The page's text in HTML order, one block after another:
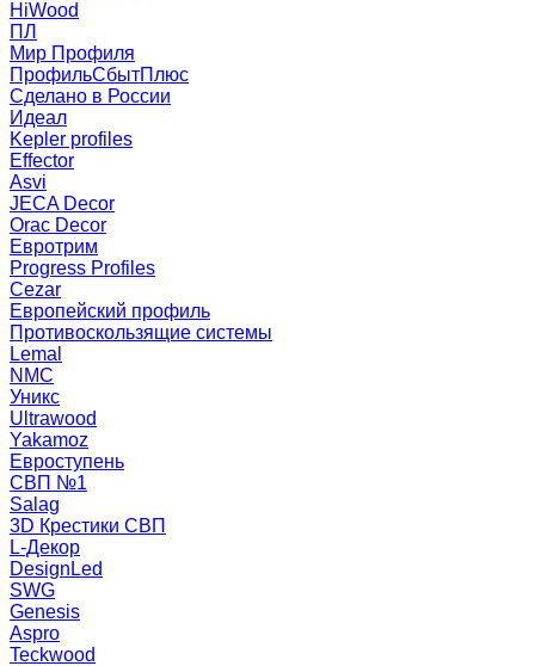
HiWood
ПЛ
Мир Профиля
ПрофильСбытПлюс
Сделано в России
Идеал
Kepler profiles
Effector
Asvi
JECA Decor
Orac Decor
Евротрим
Progress Profiles
Cezar
Европейский профиль
Противоскользящие системы
Lemal
NMC
Уникс
Ultrawood
Yakamoz
Евроступень
СВП №1
Salag
3D Крестики СВП
L-Декор
DesignLed
SWG
Genesis
Aspro
Teckwood